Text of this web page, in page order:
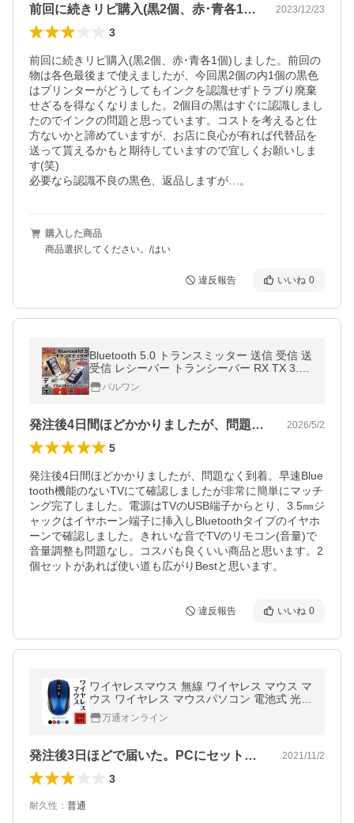
前回に続きリピ購入(黒2個、赤･青各1… 2023/12/23
3
前回に続きリピ購入(黒2個、赤･青各1個)しました。前回の
物は各色最後まで使えましたが、今回黒2個の内1個の黒色
はプリンターがどうしてもインクを認識せずトラブり廃棄
せざるを得なくなりました。2個目の黒はすぐに認識しまし
たのでインクの問題と思っています。コストを考えると仕
方ないかと諦めていますが、お店に良心が有れば代替品を
送って貰えるかもと期待していますので宜しくお願いしま
す(笑)
必要なら認識不良の黒色、返品しますが…。
購入した商品
商品選択してください。/はい
違反報告 いいね 0
Bluetooth 5.0 トランスミッター 送信 受信 送
受信 レシーバー トランシーバー RX TX 3.5
mm ワイヤレス 接続 USB 給電 スピーカー
ヘッドホン イヤホン BULJACK
パルワン
発注後4日間ほどかかりましたが、問題な… 2026/5/2
5
発注後4日間ほどかかりましたが、問題なく到着。早速Blue
tooth機能のないTVにて確認しましたが非常に簡単にマッチ
ング完了しました。電源はTVのUSB端子からとり、3.5㎜ジ
ャックはイヤホーン端子に挿入しBluetoothタイプのイヤホ
ーンで確認しました。きれいな音でTVのリモコン(音量)で
音量調整も問題なし。コスパも良くいい商品と思います。2
個セットがあれば使い道も広がりBestと思います。
違反報告 いいね 0
ワイヤレスマウス 無線 ワイヤレス マウス マ
ウス ワイヤレス マウスパソコン 電池式 光学
式 選べる5色
万通オンライン
発注後3日ほどで届いた。PCにセットし… 2021/11/2
3
耐久性 ： 普通